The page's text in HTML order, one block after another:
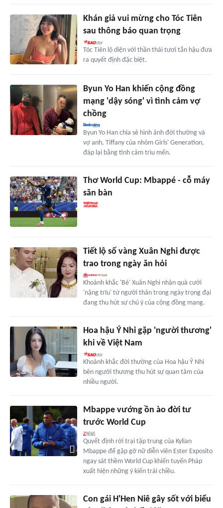
Khán giả vui mừng cho Tóc Tiên
sau thông báo quan trọng
Tóc Tiên lộ diện với thần thái tươi tắn hậu đưa
ra quyết định đặc biệt.
Byun Yo Han khiến cộng đồng
mạng 'dậy sóng' vì tình cảm vợ
chồng
Byun Yo Han chia sẻ hình ảnh đời thường và
vợ anh, Tiffany của nhóm Girls' Generation,
đáp lại bằng tình cảm trìu mến.
Thơ World Cup: Mbappé - cỗ máy
săn bàn
Tiết lộ số vàng Xuân Nghi được
trao trong ngày ăn hỏi
Khoảnh khắc 'Bé' Xuân Nghi nhận quà cưới
'nặng trĩu' từ người thân trong ngày trọng đại
đang thu hút sự chú ý của cộng đồng mạng.
Hoa hậu Ý Nhi gặp 'người thương'
khi về Việt Nam
Khoảnh khắc đời thường của Hoa hậu Ý Nhi
bên người thương thu hút sự quan tâm của
nhiều người.
Mbappe vướng ồn ào đời tư
trước World Cup
Quyết định rời trại tập trung của Kylian
Mbappe để gặp gỡ nữ diễn viên Ester Exposito
ngay sát thềm World Cup khiến tuyển Pháp
xuất hiện những ý kiến trái chiều.
Con gái H'Hen Niê gây sốt với biểu